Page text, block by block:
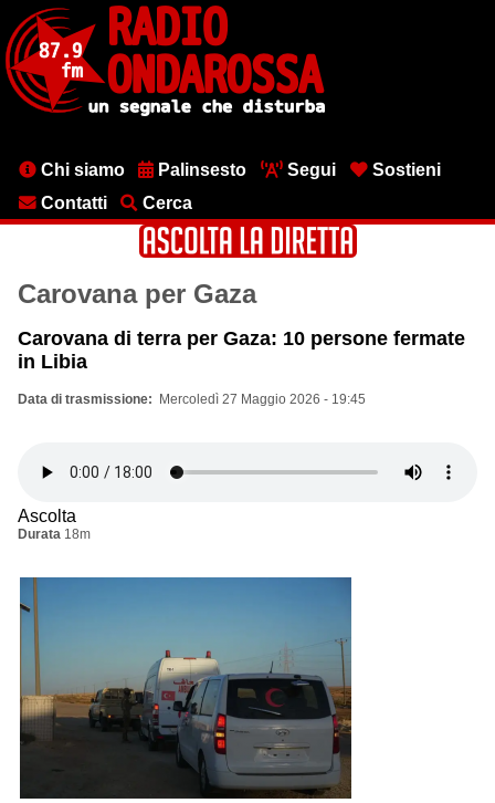
contenuto
principale
MenuChi siamo Palinsesto Segui
Sostieni
Contatti
Cerca
Carovana per Gaza
Carovana di terra per Gaza: 10 persone fermate
in Libia
Data di trasmissione Mercoledì 27 Maggio 2026 - 19:45
Ascolta
Durata 18m